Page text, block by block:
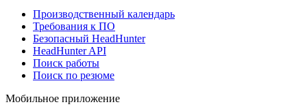
Производственный календарь
Требования к ПО
Безопасный HeadHunter
HeadHunter API
Поиск работы
Поиск по резюме
Мобильное приложение